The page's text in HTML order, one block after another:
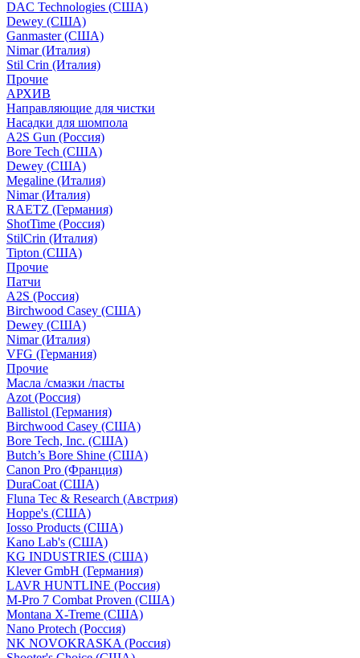
DAC Technologies (США)
Dewey (США)
Ganmaster (США)
Nimar (Италия)
Stil Crin (Италия)
Прочие
АРХИВ
Направляющие для чистки
Насадки для шомпола
A2S Gun (Россия)
Bore Tech (США)
Dewey (США)
Megaline (Италия)
Nimar (Италия)
RAETZ (Германия)
ShotTime (Россия)
StilCrin (Италия)
Tipton (США)
Прочие
Патчи
A2S (Россия)
Birchwood Casey (США)
Dewey (США)
Nimar (Италия)
VFG (Германия)
Прочие
Масла /смазки /пасты
Azot (Россия)
Ballistol (Германия)
Birchwood Casey (США)
Bore Tech, Inc. (США)
Butch’s Bore Shine (СШA)
Canon Pro (Франция)
DuraCoat (США)
Fluna Tec & Research (Австрия)
Hoppe's (США)
Iosso Products (США)
Kano Lab's (США)
KG INDUSTRIES (США)
Klever GmbH (Германия)
LAVR HUNTLINE (Россия)
M-Pro 7 Combat Proven (СШA)
Montana X-Treme (США)
Nano Protech (Россия)
NK NOVOKRASKA (Россия)